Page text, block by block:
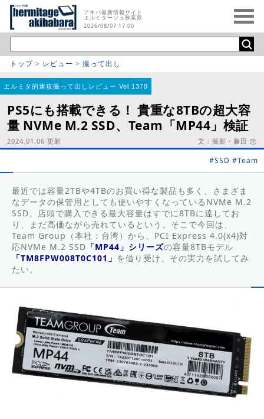
アキバ最新情報サイト
エルミタージュ秋葉原
2026/08/07 17:00
トップ > レビュー > 撮って出し
エルミタ的速攻撮って出しレビュー Vol.1378
PS5にも搭載できる！ 貴重な8TBの超大容
量 NVMe M.2 SSD、Team「MP44」検証
2024.01.06 更新 文：撮影・藤田 忠
#SSD #Team
最近では容量2TBや4TBのお買い得な製品も多く、さまざま
なデータの保管用としても使いやすくなっているNVMe M.2
SSD。店頭で購入できる最大容量はすでに8TBに達してお
り、まだ高価ながら売れているという。そこで今回は、
Team Group（本社：台湾）から、PCI Express 4.0(x4)対
応NVMe M.2 SSD 「MP44」シリーズの容量8TBモデル
「TM8FPW008T0C101」 を借り受け、その実力を試してみ
たい。